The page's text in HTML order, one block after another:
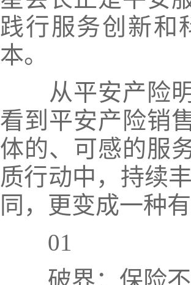
践行服务创新和
本。
从平安产险明
看到平安产险销
体的、可感的服
质行动中，持续
同，更变成一种
01